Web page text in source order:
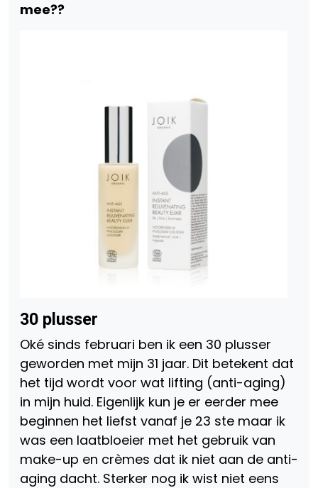
mee??
30 plusser
Oké sinds februari ben ik een 30 plusser
geworden met mijn 31 jaar. Dit betekent dat
het tijd wordt voor wat lifting (anti-aging)
in mijn huid. Eigenlijk kun je er eerder mee
beginnen het liefst vanaf je 23 ste maar ik
was een laatbloeier met het gebruik van
make-up en crèmes dat ik niet aan de anti-
aging dacht. Sterker nog ik wist niet eens